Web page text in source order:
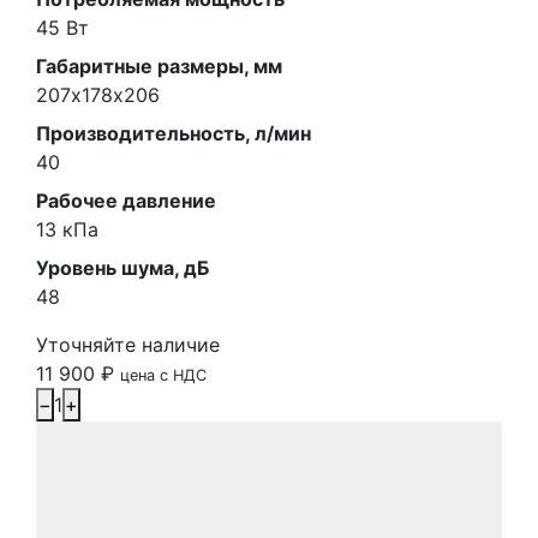
45 Вт
Габаритные размеры, мм
207х178х206
Производительность, л/мин
40
Рабочее давление
13 кПа
Уровень шума, дБ
48
Уточняйте наличие
11 900 ₽ цена с НДС
− 1 +